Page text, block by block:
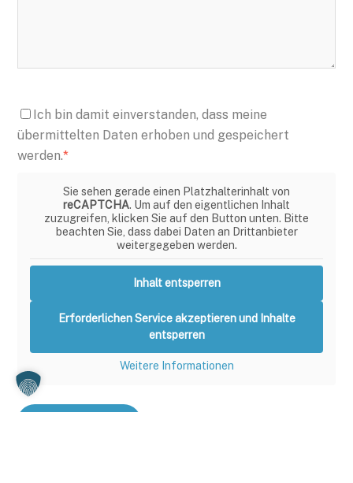
Ich bin damit einverstanden, dass meine
übermittelten Daten erhoben und gespeichert
werden.*
Sie sehen gerade einen Platzhalterinhalt von
reCAPTCHA. Um auf den eigentlichen Inhalt
zuzugreifen, klicken Sie auf den Button unten. Bitte
beachten Sie, dass dabei Daten an Drittanbieter
weitergegeben werden.
Inhalt entsperren
Erforderlichen Service akzeptieren und Inhalte
entsperren
Weitere Informationen